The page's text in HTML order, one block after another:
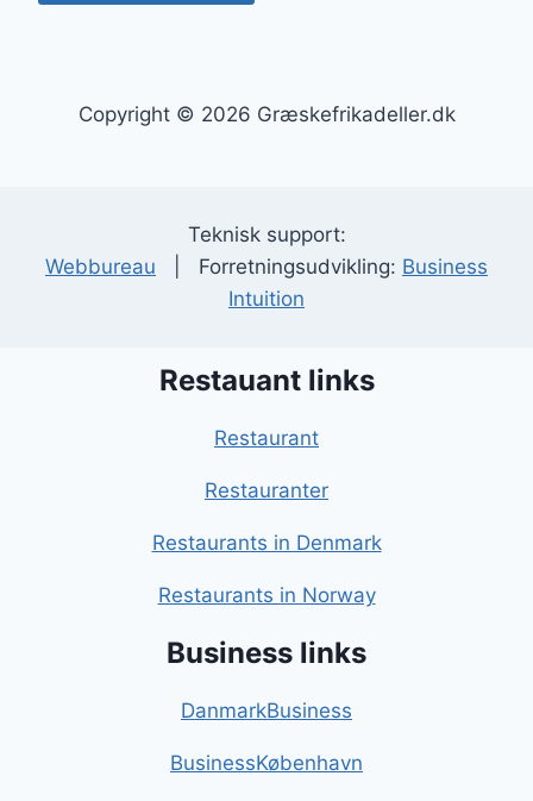
Copyright © 2026 Græskefrikadeller.dk
Teknisk support:
Webbureau | Forretningsudvikling: Business
Intuition
Restauant links
Restaurant
Restauranter
Restaurants in Denmark
Restaurants in Norway
Business links
DanmarkBusiness
BusinessKøbenhavn